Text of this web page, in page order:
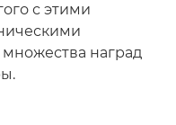
с этими
наград